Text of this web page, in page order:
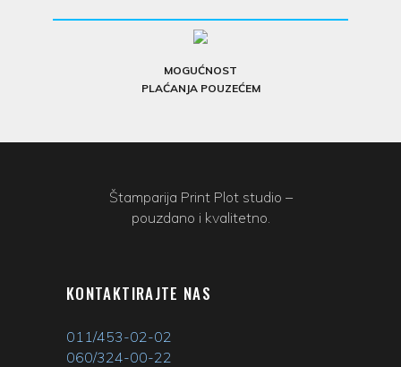
MOGUĆNOST
PLAĆANJA POUZEĆEM
Štamparija Print Plot studio –
pouzdano i kvalitetno.
KONTAKTIRAJTE NAS
011/453-02-02
060/324-00-22